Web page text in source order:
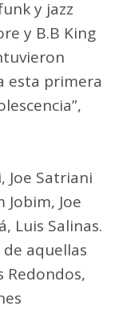
y jazz
y B.B King
esta primera
Joe Satriani
Jobim, Joe
Luis Salinas.
aquellas
Redondos,